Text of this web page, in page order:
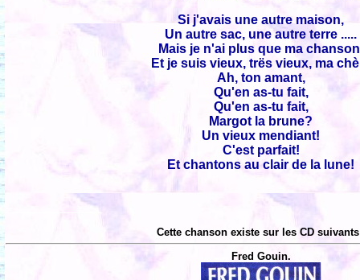
Si j'avais une autre maison,
Un autre sac, une autre terre .....
Mais je n'ai plus que ma
Et je suis vieux, trës vieux, ma
Ah, ton amant,
Qu'en as-tu fait,
Qu'en as-tu fait,
Margot la brune?
Un vieux mendiant!
C'est parfait!
Et chantons au clair de la lune!
Cette chanson existe sur les CD
Fred Gouin.